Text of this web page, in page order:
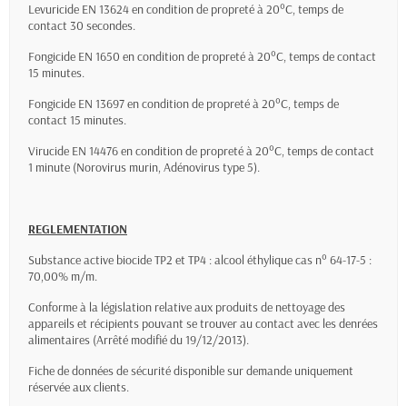
Levuricide EN 13624 en condition de propreté à 20°C, temps de
contact 30 secondes.
Fongicide EN 1650 en condition de propreté à 20°C, temps de contact
15 minutes.
Fongicide EN 13697 en condition de propreté à 20°C, temps de
contact 15 minutes.
Virucide EN 14476 en condition de propreté à 20°C, temps de contact
1 minute (Norovirus murin, Adénovirus type 5).
REGLEMENTATION
Substance active biocide TP2 et TP4 : alcool éthylique cas n° 64-17-5 :
70,00% m/m.
Conforme à la législation relative aux produits de nettoyage des
appareils et récipients pouvant se trouver aucontact avec les denrées
alimentaires (Arrêté modifié du 19/12/2013).
Fiche de données de sécurité disponible sur demande uniquement
réservée aux clients.